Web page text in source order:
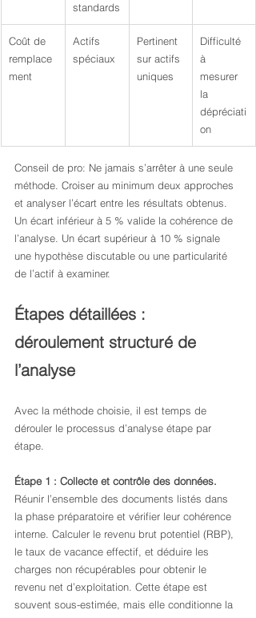
standards
Coût de
remplace
ment
Actifs
spéciaux
Pertinent
sur actifs
uniques
Difficulté
à
mesurer
la
dépréciati
on
Conseil de pro: Ne jamais s’arrêter à une seule
méthode. Croiser au minimum deux approches
et analyser l’écart entre les résultats obtenus.
Un écart inférieur à 5 % valide la cohérence de
l’analyse. Un écart supérieur à 10 % signale
une hypothèse discutable ou une particularité
de l’actif à examiner.
Étapes détaillées :
déroulement structuré de
l’analyse
Avec la méthode choisie, il est temps de
dérouler le processus d’analyse étape par
étape.
Étape 1 : Collecte et contrôle des données.
Réunir l’ensemble des documents listés dans
la phase préparatoire et vérifier leur cohérence
interne. Calculer le revenu brut potentiel (RBP),
le taux de vacance effectif, et déduire les
charges non récupérables pour obtenir le
revenu net d’exploitation. Cette étape est
souvent sous-estimée, mais elle conditionne la